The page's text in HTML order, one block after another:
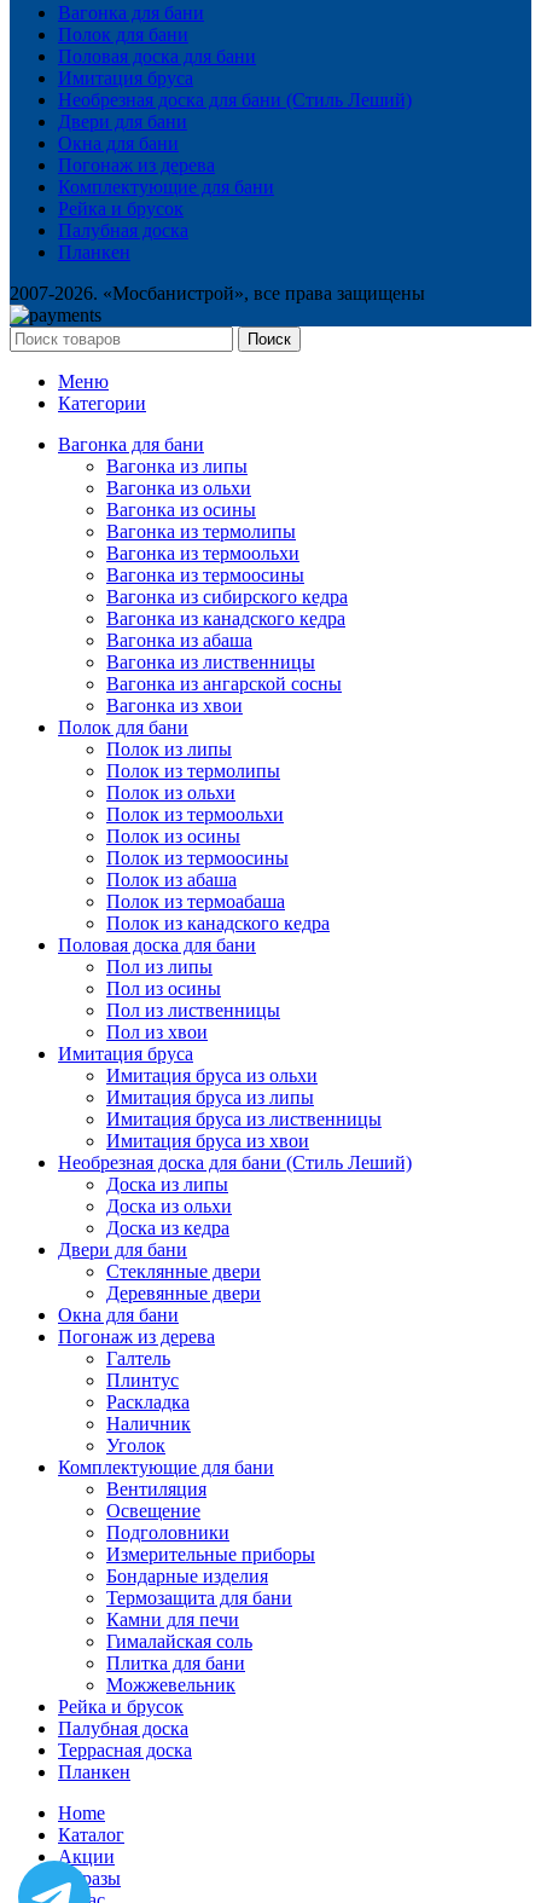
Вагонка для бани
Полок для бани
Половая доска для бани
Имитация бруса
Необрезная доска для бани (Стиль Леший)
Двери для бани
Окна для бани
Погонаж из дерева
Комплектующие для бани
Рейка и брусок
Палубная доска
Планкен
2007-2026. «Мосбанистрой», все права защищены
Поиск
Меню
Категории
Вагонка для бани
Вагонка из липы
Вагонка из ольхи
Вагонка из осины
Вагонка из термолипы
Вагонка из термоольхи
Вагонка из термоосины
Вагонка из сибирского кедра
Вагонка из канадского кедра
Вагонка из абаша
Вагонка из лиственницы
Вагонка из ангарской сосны
Вагонка из хвои
Полок для бани
Полок из липы
Полок из термолипы
Полок из ольхи
Полок из термоольхи
Полок из осины
Полок из термоосины
Полок из абаша
Полок из термоабаша
Полок из канадского кедра
Половая доска для бани
Пол из липы
Пол из осины
Пол из лиственницы
Пол из хвои
Имитация бруса
Имитация бруса из ольхи
Имитация бруса из липы
Имитация бруса из лиственницы
Имитация бруса из хвои
Необрезная доска для бани (Стиль Леший)
Доска из липы
Доска из ольхи
Доска из кедра
Двери для бани
Стеклянные двери
Деревянные двери
Окна для бани
Погонаж из дерева
Галтель
Плинтус
Раскладка
Наличник
Уголок
Комплектующие для бани
Вентиляция
Освещение
Подголовники
Измерительные приборы
Бондарные изделия
Термозащита для бани
Камни для печи
Гималайская соль
Плитка для бани
Можжевельник
Рейка и брусок
Палубная доска
Террасная доска
Планкен
Home
Каталог
Акции
Образы